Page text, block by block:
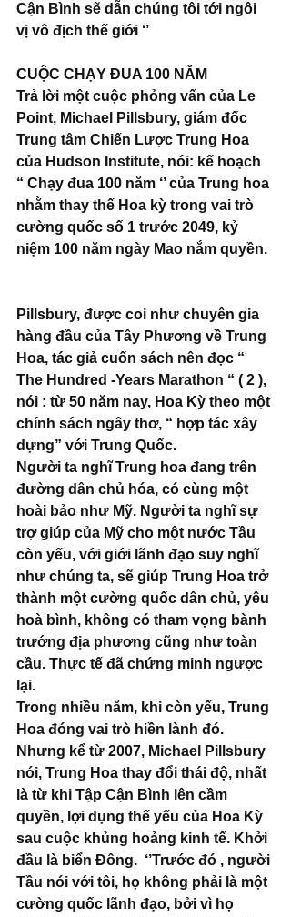
Cận Bình sẽ dẫn chúng tôi tới ngôi
vị vô địch thế giới ‘’
CUỘC CHẠY ĐUA 100 NĂM
Trả lời một cuộc phỏng vấn của Le
Point, Michael Pillsbury, giám đốc
Trung tâm Chiến Lược Trung Hoa
của Hudson Institute, nói: kế hoạch
“ Chạy đua 100 năm ‘’ của Trung hoa
nhằm thay thế Hoa kỳ trong vai trò
cường quốc số 1 trước 2049, kỷ
niệm 100 năm ngày Mao nắm quyền.
Pillsbury, được coi như chuyên gia
hàng đầu của Tây Phương về Trung
Hoa, tác giả cuốn sách nên đọc “
The Hundred -Years Marathon “ ( 2 ),
nói : từ 50 năm nay, Hoa Kỳ theo một
chính sách ngây thơ, “ hợp tác xây
dựng” với Trung Quốc.
Người ta nghĩ Trung hoa đang trên
đường dân chủ hóa, có cùng một
hoài bảo như Mỹ. Người ta nghĩ sự
trợ giúp của Mỹ cho một nước Tầu
còn yếu, với giới lãnh đạo suy nghĩ
như chúng ta, sẽ giúp Trung Hoa trở
thành một cường quốc dân chủ, yêu
hoà bình, không có tham vọng bành
trướng địa phương cũng như toàn
cầu. Thực tế đã chứng minh ngược
lại.
Trong nhiều năm, khi còn yếu, Trung
Hoa đóng vai trò hiền lành đó.
Nhưng kể từ 2007, Michael Pillsbury
nói, Trung Hoa thay đổi thái độ, nhất
là từ khi Tập Cận Bình lên cầm
quyền, lợi dụng thế yếu của Hoa Kỳ
sau cuộc khủng hoảng kinh tế. Khởi
đầu là biển Đông.  ‘’Trước đó , người
Tầu nói với tôi, họ không phải là một
cường quốc lãnh đạo, bởi vì họ